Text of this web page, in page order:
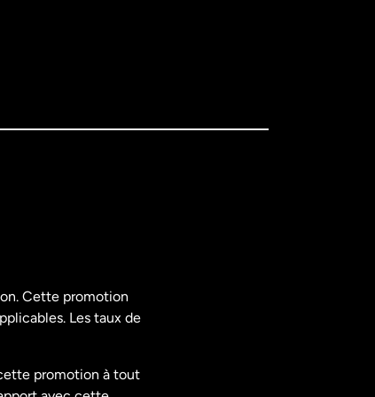
Cette promotion
Les taux de
promotion à tout